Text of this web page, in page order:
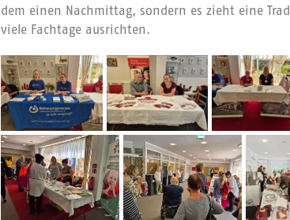
dem einen Nachmittag, sondern es zieht eine
viele Fachtage ausrichten.